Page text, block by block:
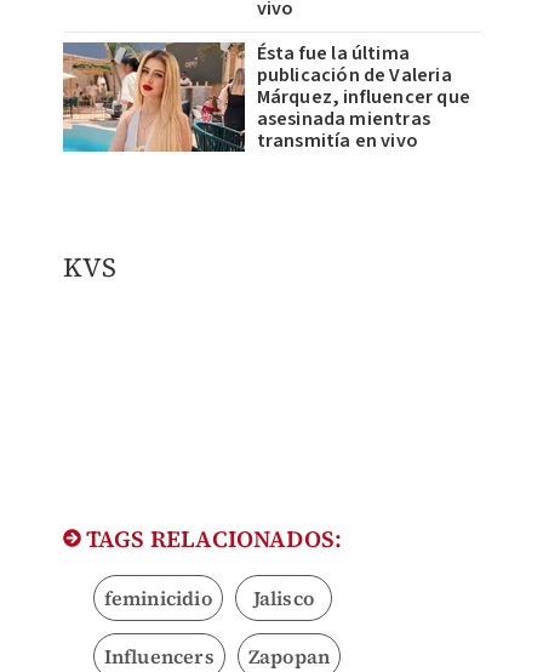
vivo
Ésta fue la última
publicación de Valeria
Márquez, influencer que
asesinada mientras
transmitía en vivo
KVS
TAGS RELACIONADOS:
feminicidio Jalisco
Influencers Zapopan